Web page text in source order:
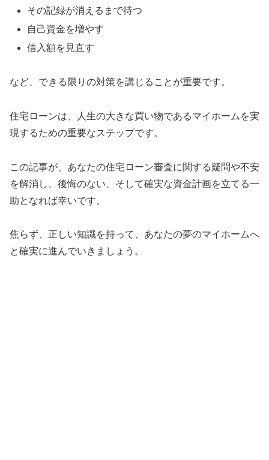
その記録が消えるまで待つ
自己資金を増やす
借入額を見直す
など、できる限りの対策を講じることが重要です。
住宅ローンは、人生の大きな買い物であるマイホームを実
現するための重要なステップです。
この記事が、あなたの住宅ローン審査に関する疑問や不安
を解消し、後悔のない、そして確実な資金計画を立てる一
助となれば幸いです。
焦らず、正しい知識を持って、あなたの夢のマイホームへ
と確実に進んでいきましょう。